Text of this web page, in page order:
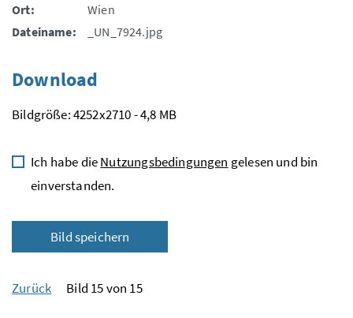
Ort:
Wien
Dateiname:
_UN_7924.jpg
Download
Bildgröße: 4252x2710 - 4,8 MB
Ich habe dieNutzungsbedingungen gelesen und bin
einverstanden.
Bild speichern
Zurück Bild 15 von 15